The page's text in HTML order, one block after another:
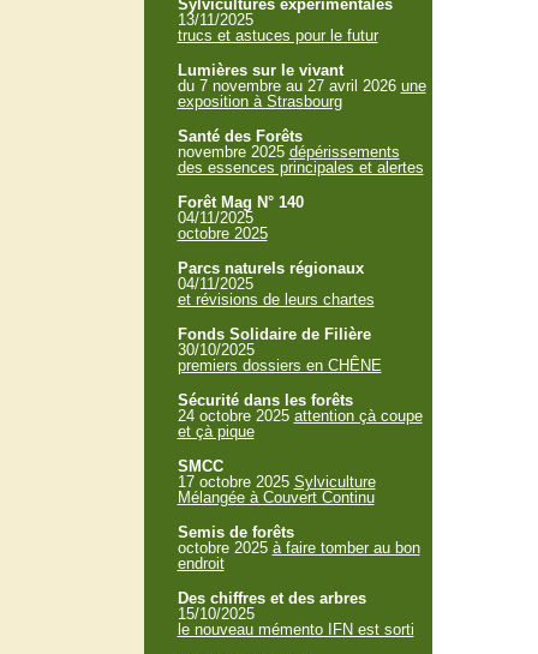
Sylvicultures expérimentales
13/11/2025
trucs et astuces pour le futur
Lumières sur le vivant
du 7 novembre au 27 avril 2026 une
exposition à Strasbourg
Santé des Forêts
novembre 2025 dépérissements
des essences principales et alertes
Forêt Mag N° 140
04/11/2025
octobre 2025
Parcs naturels régionaux
04/11/2025
et révisions de leurs chartes
Fonds Solidaire de Filière
30/10/2025
premiers dossiers en CHÊNE
Sécurité dans les forêts
24 octobre 2025 attention çà coupe
et çà pique
SMCC
17 octobre 2025 Sylviculture
Mélangée à Couvert Continu
Semis de forêts
octobre 2025 à faire tomber au bon
endroit
Des chiffres et des arbres
15/10/2025
le nouveau mémento IFN est sorti